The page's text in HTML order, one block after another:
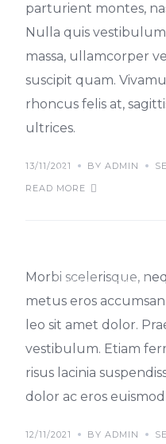
parturient montes,
Nulla quis
massa, ullamcorper
suscipit quam.
rhoncus felis at,
ultrices.
13/11/2021 BY ADMIN
READ MORE
IDEAS TIPS
Orci
Morbi scelerisque,
metus eros
leo sit amet dolor.
vestibulum. Etiam
risus lacinia
dolor ac eros
12/11/2021 BY ADMIN